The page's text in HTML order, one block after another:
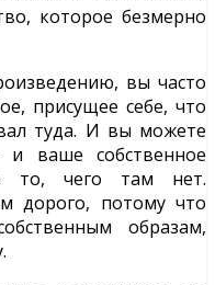
которое безмерно
вы часто
присущее себе, что
туда. И вы можете
ваше собственное
то, чего там нет.
дорого, потому что
образам,